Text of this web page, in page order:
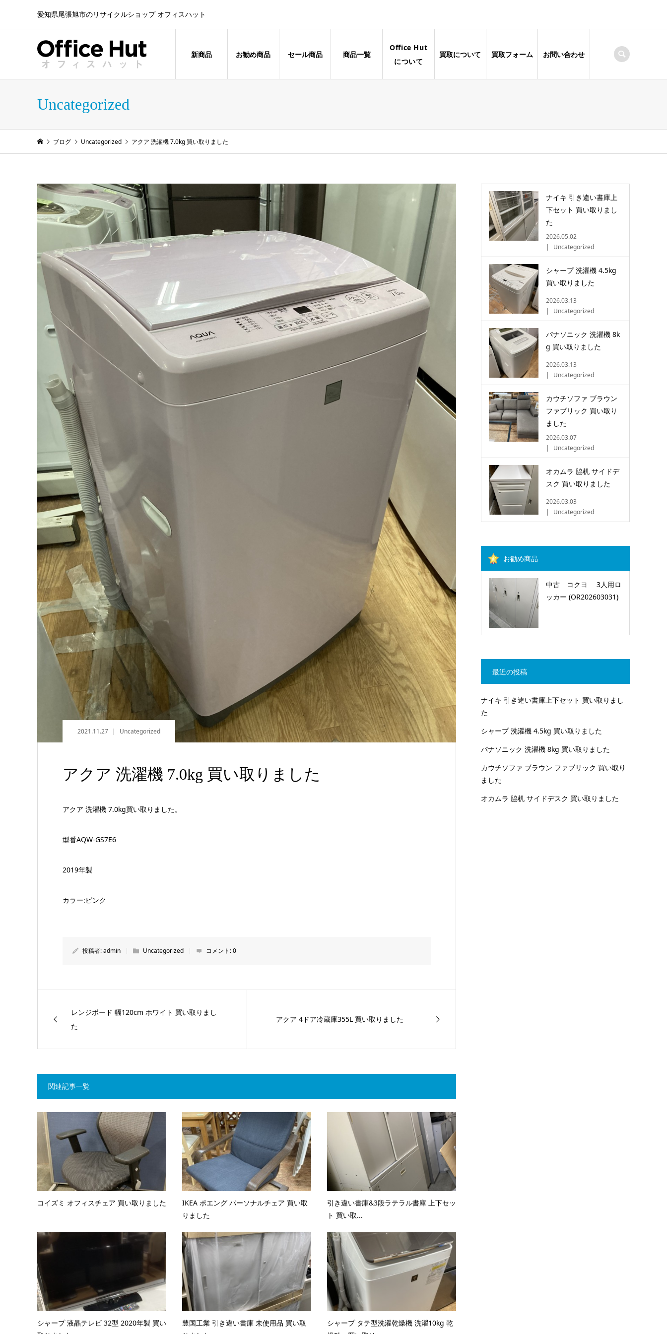
愛知県尾張旭市のリサイクルショップ オフィスハット
新商品 お勧め商品 セール商品 商品一覧
Office Hut
について
買取について 買取フォーム お問い合わせ
Uncategorized
ブログ Uncategorized アクア 洗濯機 7.0kg 買い取りました
2021.11.27 Uncategorized
アクア 洗濯機 7.0kg 買い取りました
アクア 洗濯機 7.0kg買い取りました。
型番AQW-GS7E6
2019年製
カラー:ピンク
投稿者:admin Uncategorized コメント:0
レンジボード 幅120cm ホワイト 買い取りまし
た
アクア 4ドア冷蔵庫355L 買い取りました
関連記事一覧
コイズミ オフィスチェア 買い取りました
IKEA ポエング パーソナルチェア 買い取
りました
引き違い書庫&3段ラテラル書庫 上下セッ
ト 買い取...
シャープ 液晶テレビ 32型 2020年製 買い
豊国工業 引き違い書庫 未使用品 買い取
シャープ タテ型洗濯乾燥機 洗濯10kg 乾
ナイキ 引き違い書庫上
下セット 買い取りまし
た
2026.05.02
Uncategorized
シャープ 洗濯機 4.5kg
買い取りました
2026.03.13
Uncategorized
パナソニック 洗濯機 8k
g 買い取りました
2026.03.13
Uncategorized
カウチソファ ブラウン
ファブリック 買い取り
ました
2026.03.07
Uncategorized
オカムラ 脇机 サイドデ
スク 買い取りました
2026.03.03
Uncategorized
お勧め商品
中古 コクヨ 3人用ロ
ッカー (OR202603031)
最近の投稿
ナイキ 引き違い書庫上下セット 買い取りまし
た
シャープ 洗濯機 4.5kg 買い取りました
パナソニック 洗濯機 8kg 買い取りました
カウチソファ ブラウン ファブリック 買い取り
ました
オカムラ 脇机 サイドデスク 買い取りました